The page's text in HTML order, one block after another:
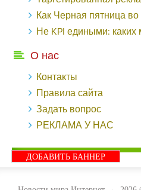
Как Черная пятница во «ВКонтакте» принесла магазину
Не KPI едиными: каких
О нас
Контакты
Правила сайта
Задать вопрос
РЕКЛАМА У НАС
ДОБАВИТЬ БАННЕР